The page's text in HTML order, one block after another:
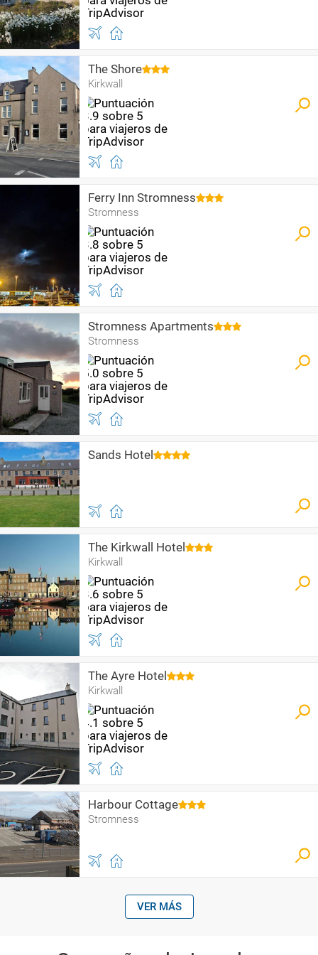
The Shore
Kirkwall
Ferry Inn Stromness
Stromness
Stromness Apartments
Stromness
Sands Hotel
The Kirkwall Hotel
Kirkwall
The Ayre Hotel
Kirkwall
Harbour Cottage
Stromness
VER MÁS